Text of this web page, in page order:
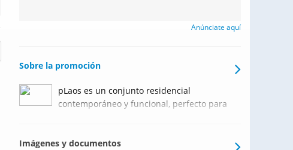
Anúnciate aquí
Sobre la promoción
pLaos es un conjunto residencial
contemporáneo y funcional, perfecto para
asegurando el cumplimiento de una serie
Imágenes y documentos